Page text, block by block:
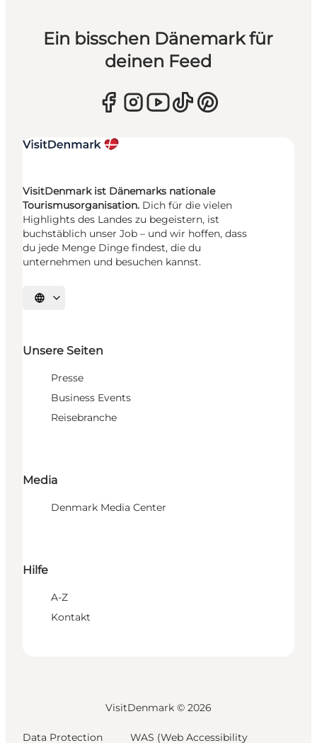
Ein bisschen Dänemark für
deinen Feed
VisitDenmark ist Dänemarks nationale
Tourismusorganisation. Dich für die vielen
Highlights des Landes zu begeistern, ist
buchstäblich unser Job – und wir hoffen, dass
du jede Menge Dinge findest, die du
unternehmen und besuchen kannst.
Sprache auswählen
Unsere Seiten
Presse
Business Events
Reisebranche
Media
Denmark Media Center
Hilfe
A-Z
Kontakt
VisitDenmark © 2026
Data Protection WAS (Web Accessibility